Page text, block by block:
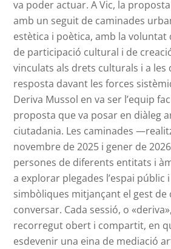
va poder actuar. A Vic, la
amb un seguit de caminades
estètica i poètica, amb la voluntat
de participació cultural i de
vinculats als drets culturals i a les
resposta davant les forces
Deriva Mussol en va ser l’equip
proposta que va posar en diàleg
ciutadania. Les caminades
novembre de 2025 i gener de
persones de diferents entitats i
a explorar plegades l’espai públic
simbòliques mitjançant el gest de
conversar. Cada sessió, o
recorregut obert i compartit, en
esdevenir una eina de mediació